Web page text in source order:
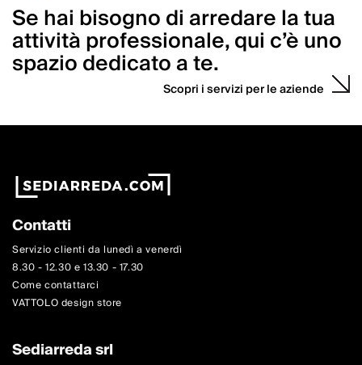
Se hai bisogno di arredare la tua
attività professionale, qui c’è uno
spazio dedicato a te.
Scopri i servizi per le aziende
Contatti
Servizio clienti da lunedì a venerdì
8.30 - 12.30 e 13.30 - 17.30
Come contattarci
VATTOLO design store
Sediarreda srl